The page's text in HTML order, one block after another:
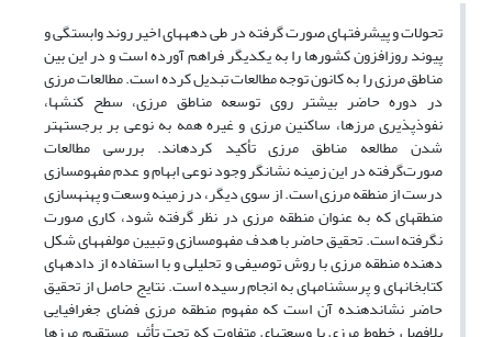
تحولات و پیشرفت­های صورت ‌گرفته در طی دهه­های اخیر روند وابستگی و
پیوند روزافزون کشورها را به یکدیگر فراهم آورده است و در این بین
مناطق مرزی را به کانون توجه مطالعات تبدیل کرده است. مطالعات مرزی
در دوره حاضر بیشتر روی توسعه مناطق مرزی، سطح کنش­ها،
نفوذپذیری مرزها، ساکنین مرزی و غیره همه به نوعی بر برجسته­تر
شدن مطالعه مناطق مرزی تأکید کرده­اند. بررسی مطالعات
صورت‌گرفته در این زمینه نشانگر وجود نوعی ابهام و عدم مفهوم­سازی
درست از منطقه مرزی است. از سوی دیگر، در زمینه وسعت و پهنه­سازی
منطقه­ای که به عنوان منطقه مرزی در نظر گرفته شود، کاری صورت
نگرفته است. تحقیق حاضر با هدف مفهوم­سازی و تبیین مولفه­های شکل
دهنده منطقه مرزی با روش توصیفی و تحلیلی و با استفاده از داده­های
کتابخانه­ای و پرسش­نامه­­ای به انجام رسیده است. نتایج حاصل از تحقیق
حاضر نشان­دهنده آن است که مفهوم منطقه مرزی فضای جغرافیایی